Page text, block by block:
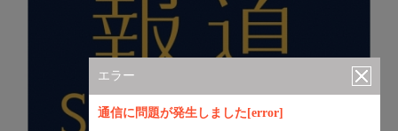
エラー
通信に問題が発生しました[error]